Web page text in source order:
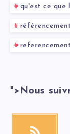
qu'est ce que
"> Nous